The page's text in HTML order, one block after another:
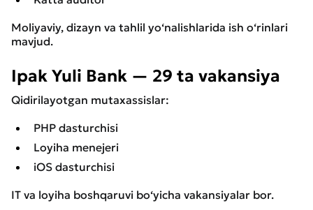
Moliyaviy, dizayn va tahlil yo‘nalishlarida ish o‘rinlari
mavjud.
Ipak Yuli Bank — 29 ta vakansiya
Qidirilayotgan mutaxassislar:
PHP dasturchisi
Loyiha menejeri
iOS dasturchisi
IT va loyiha boshqaruvi bo‘yicha vakansiyalar bor.